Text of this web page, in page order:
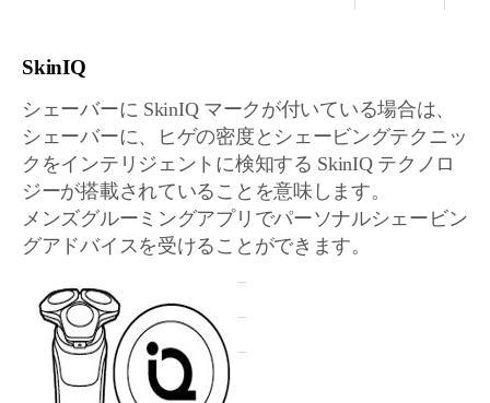
SkinIQ
シェーバーに SkinIQ マークが付いている場合は、
シェーバーに、ヒゲの密度とシェービングテクニッ
クをインテリジェントに検知する SkinIQ テクノロ
ジーが搭載されていることを意味します。
メンズグルーミングアプリでパーソナルシェービン
グアドバイスを受けることができます。